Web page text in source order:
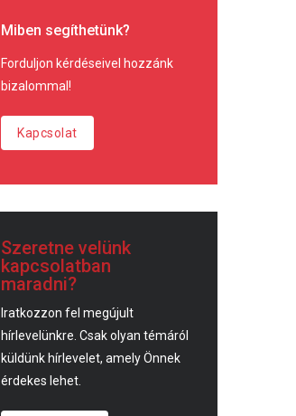
Miben segíthetünk?
Forduljon kérdéseivel hozzánk
bizalommal!
Kapcsolat
Szeretne velünk
kapcsolatban
maradni?
Iratkozzon fel megújult
hírlevelünkre. Csak olyan témáról
küldünk hírlevelet, amely Önnek
érdekes lehet.